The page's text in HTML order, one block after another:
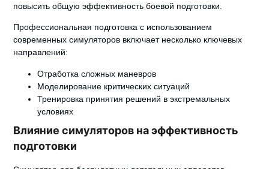
повысить общую эффективность боевой подготовки.
Профессиональная подготовка с использованием
современных симуляторов включает несколько ключевых
направлений:
Отработка сложных маневров
Моделирование критических ситуаций
Тренировка принятия решений в экстремальных
условиях
Влияние симуляторов на эффективность
подготовки